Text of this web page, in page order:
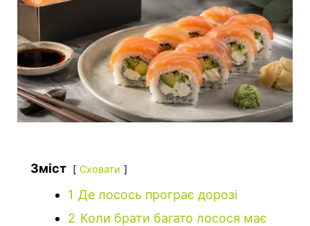
Зміст Сховати
1 Де лосось програє дорозі
2 Коли брати багато лосося має